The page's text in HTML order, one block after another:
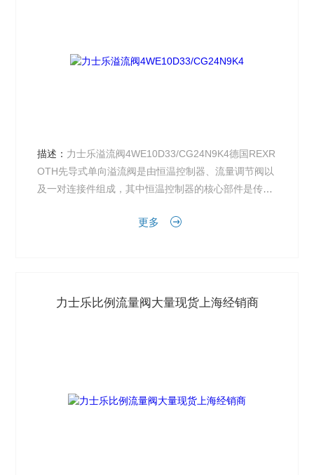
描述： 力士乐溢流阀4WE10D33/CG24N9K4德国REXR
OTH先导式单向溢流阀是由恒温控制器、流量调节阀以
及一对连接件组成，其中恒温控制器的核心部件是传感
更多
力士乐比例流量阀大量现货上海经销商